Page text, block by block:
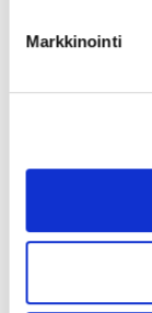
Markkinointi